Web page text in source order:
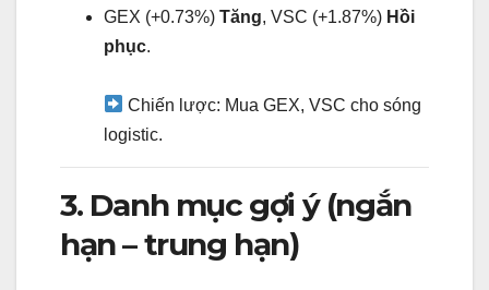
GEX (+0.73%) Tăng, VSC (+1.87%) Hồi
phục.
Chiến lược: Mua GEX, VSC cho sóng
logistic.
3. Danh mục gợi ý (ngắn
hạn – trung hạn)